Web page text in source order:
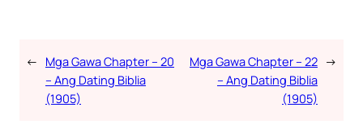
← Mga Gawa Chapter – 20
– Ang Dating Biblia
(1905)
Mga Gawa Chapter – 22
– Ang Dating Biblia
(1905)
→